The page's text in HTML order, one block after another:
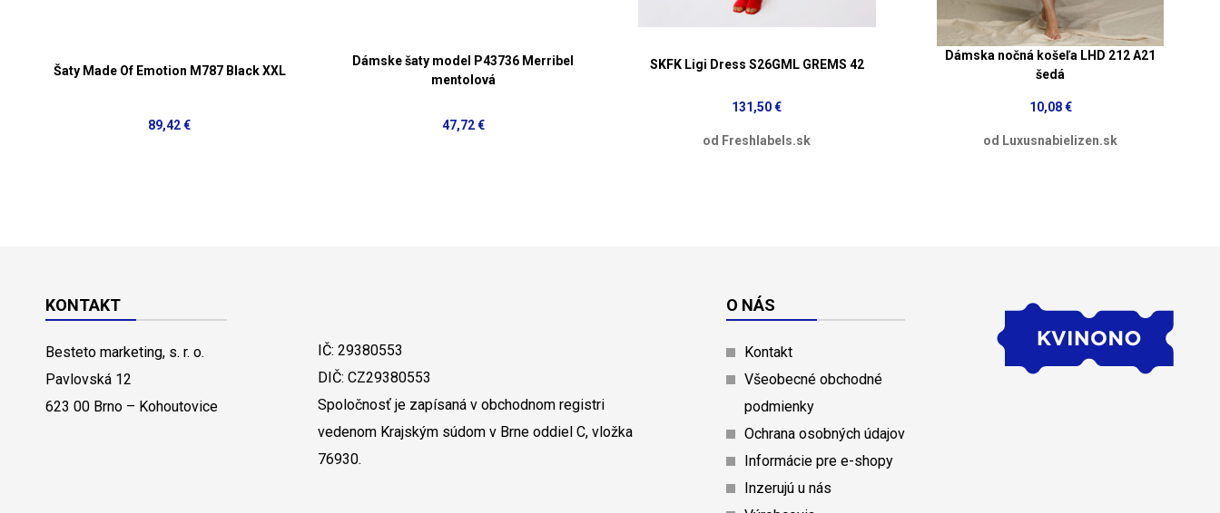
Šaty Made Of Emotion M787 Black XXL
89,42 €
Dámske šaty model P43736 Merribel
mentolová
47,72 €
SKFK Ligi Dress S26GML GREMS 42
131,50 €
od Freshlabels.sk
Dámska nočná košeľa LHD 212 A21
šedá
10,08 €
od Luxusnabielizen.sk
KONTAKT
Besteto marketing, s. r. o.
Pavlovská 12
623 00 Brno – Kohoutovice
IČ: 29380553
DIČ: CZ29380553
Spoločnosť je zapísaná v obchodnom registri
vedenom Krajským súdom v Brne oddiel C, vložka
76930.
O NÁS
Kontakt
Všeobecné obchodné
podmienky
Ochrana osobných údajov
Informácie pre e-shopy
Inzerujú u nás